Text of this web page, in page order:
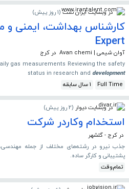
در وبسایت ایران تلنت (1 روز پیش )
Expert
آوان شیمی | Avan chemi
در کرج
gas measurements Reviewing the safety
status in research and development
Full Time
1 سال سابقه
در وبسایت دیوار (2 روز پیش )
استخدام وکاردر شرکت
در کرج - گلشهر
جذب نیرو در رشته‌های مختلف از جمله
پشتیبانی و کارگر ساده.
تمام‌وقت